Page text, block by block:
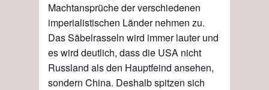
Machtansprüche der verschiedenen
imperialistischen Länder nehmen zu.
Das Säbelrasseln wird immer lauter und
es wird deutlich, dass die USA nicht
Russland als den Hauptfeind ansehen,
sondern China. Deshalb spitzen sich